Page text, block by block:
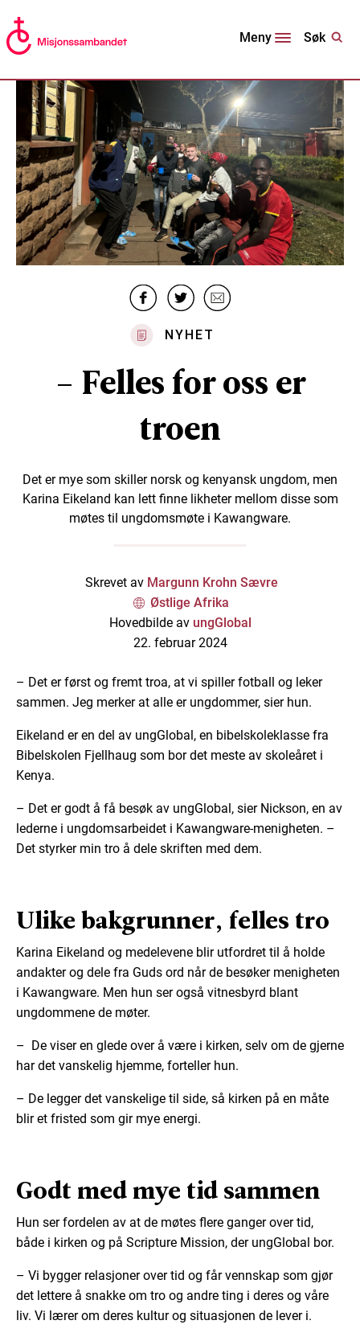
Meny Søk
NYHET
– Felles for oss er
troen
Det er mye som skiller norsk og kenyansk ungdom, men
Karina Eikeland kan lett finne likheter mellom disse som
møtes til ungdomsmøte i Kawangware.
Skrevet av Margunn Krohn Sævre
Østlige Afrika
Hovedbilde av ungGlobal
22. februar 2024
– Det er først og fremt troa, at vi spiller fotball og leker
sammen. Jeg merker at alle er ungdommer, sier hun.
Eikeland er en del av ungGlobal, en bibelskoleklasse fra
Bibelskolen Fjellhaug som bor det meste av skoleåret i
Kenya.
– Det er godt å få besøk av ungGlobal, sier Nickson, en av
lederne i ungdomsarbeidet i Kawangware-menigheten. –
Det styrker min tro å dele skriften med dem.
Ulike bakgrunner, felles tro
Karina Eikeland og medelevene blir utfordret til å holde
andakter og dele fra Guds ord når de besøker menigheten
i Kawangware. Men hun ser også vitnesbyrd blant
ungdommene de møter.
– De viser en glede over å være i kirken, selv om de gjerne
har det vanskelig hjemme, forteller hun.
– De legger det vanskelige til side, så kirken på en måte
blir et fristed som gir mye energi.
Godt med mye tid sammen
Hun ser fordelen av at de møtes flere ganger over tid,
både i kirken og på Scripture Mission, der ungGlobal bor.
– Vi bygger relasjoner over tid og får vennskap som gjør
det lettere å snakke om tro og andre ting i deres og våre
liv. Vi lærer om deres kultur og situasjonen de lever i.